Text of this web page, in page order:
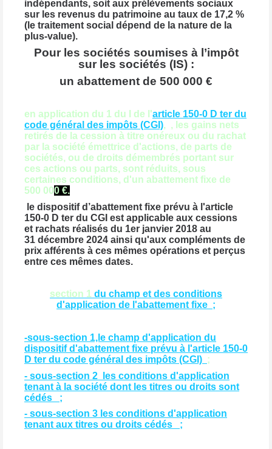
indépendants, soit aux prélèvements sociaux
sur les revenus du patrimoine au taux de 17,2 %
(le traitement social dépend de la nature de la
plus-value).
Pour les sociétés soumises à l’impôt
sur les sociétés (IS) :
un abattement de 500 000 €
en application du 1 du I de l'article 150-0 D ter du
code général des impôts (CGI), , les gains nets
retirés de la cession à titre onéreux ou du rachat
par la société émettrice d'actions, de parts de
sociétés, ou de droits démembrés portant sur
ces actions ou parts, sont réduits, sous
certaines conditions, d'un abattement fixe de
500 000 €.
le dispositif d’abattement fixe prévu à l'article
150-0 D ter du CGI est applicable aux cessions
et rachats réalisés du 1er janvier 2018 au
31 décembre 2024 ainsi qu'aux compléments de
prix afférents à ces mêmes opérations et perçus
entre ces mêmes dates.
section 1 du champ et des conditions
d'application de l'abattement fixe ;
-sous-section 1,le champ d'application du
dispositif d'abattement fixe prévu à l'article 150-0
D ter du code général des impôts (CGI) ;
- sous-section 2 les conditions d'application
tenant à la société dont les titres ou droits sont
cédés ;
- sous-section 3 les conditions d'application
tenant aux titres ou droits cédés ;